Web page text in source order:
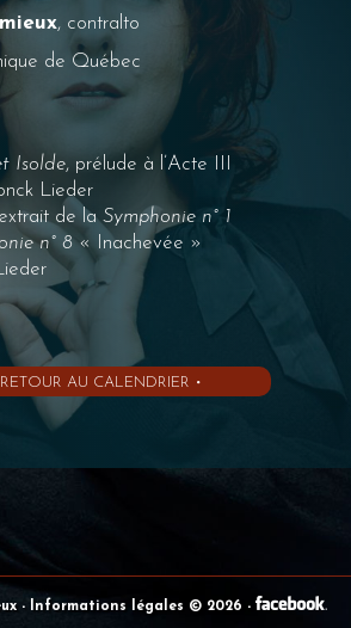
, contralto
de Québec
Isolde, prélude à l’Acte III
Lieder
de laSymphonie n° 1
n° 8« Inachevée »
RETOUR AU CALENDRIER •
- Informations légales © 2026 -